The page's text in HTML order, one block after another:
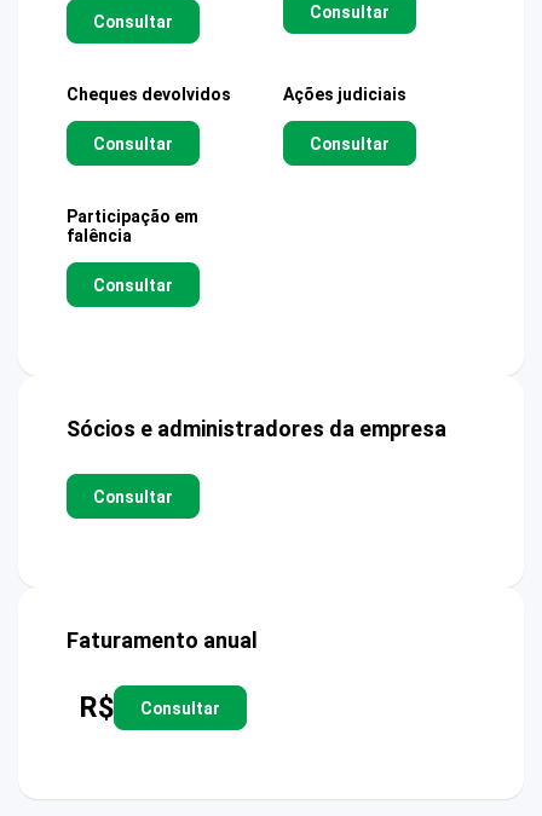
Consultar Consultar
Cheques devolvidos
Consultar
Ações judiciais
Consultar
Participação em
falência
Consultar
Sócios e administradores da empresa
Consultar
Faturamento anual
R$ Consultar